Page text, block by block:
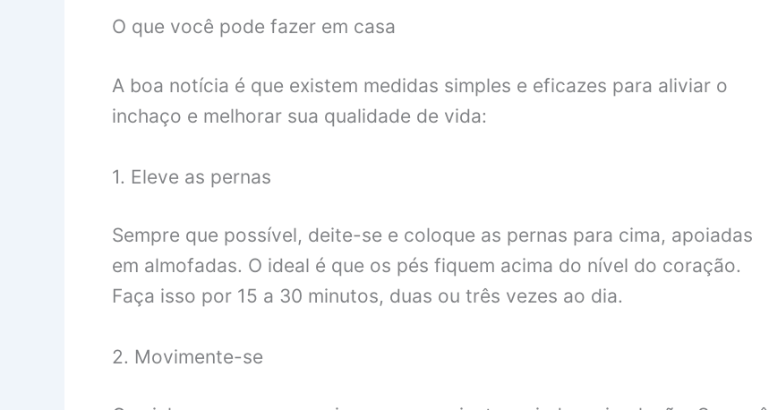
O que você pode fazer em casa
A boa notícia é que existem medidas simples e eficazes para aliviar o
inchaço e melhorar sua qualidade de vida:
1. Eleve as pernas
Sempre que possível, deite-se e coloque as pernas para cima, apoiadas
em almofadas. O ideal é que os pés fiquem acima do nível do coração.
Faça isso por 15 a 30 minutos, duas ou três vezes ao dia.
2. Movimente-se